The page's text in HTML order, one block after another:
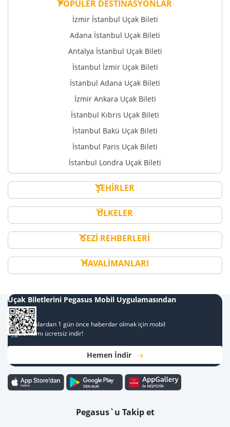
POPÜLER DESTİNASYONLAR
İzmir İstanbul Uçak Bileti
Adana İstanbul Uçak Bileti
Antalya İstanbul Uçak Bileti
İstanbul İzmir Uçak Bileti
İstanbul Adana Uçak Bileti
İzmir Ankara Uçak Bileti
İstanbul Kıbrıs Uçak Bileti
İstanbul Bakü Uçak Bileti
İstanbul Paris Uçak Bileti
İstanbul Londra Uçak Bileti
ŞEHİRLER
ÜLKELER
GEZİ REHBERLERİ
HAVALİMANLARI
Uçak Biletlerini Pegasus Mobil Uygulamasından
Al
Kampanyalardan 1 gün önce haberdar olmak için mobil
uygulamamı ücretsiz indir!
Hemen İndir
Pegasus`u Takip et